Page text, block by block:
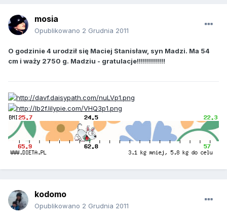
mosia
Opublikowano 2 Grudnia 2011
O godzinie 4 urodził się Maciej Stanisław, syn Madzi. Ma 54
cm i waży 2750 g. Madziu - gratulacje!!!!!!!!!!!!!!
kodomo
Opublikowano 2 Grudnia 2011